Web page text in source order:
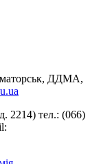
ДДМА,
2214) тел.: (066)